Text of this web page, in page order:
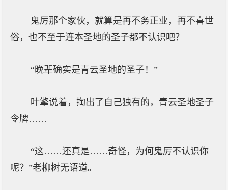
鬼厉那个家伙，就算是再不务正业，再不喜世
俗，也不至于连本圣地的圣子都不认识吧？
“晚辈确实是青云圣地的圣子！”
叶擎说着，掏出了自己独有的，青云圣地圣子
令牌……
“这……还真是……奇怪，为何鬼厉不认识你
呢？”老柳树无语道。